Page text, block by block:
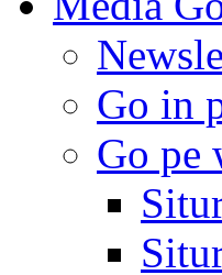
Go in
Go pe